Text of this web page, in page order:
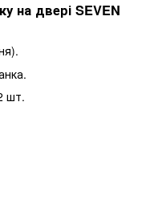
на двері SEVEN
шт.